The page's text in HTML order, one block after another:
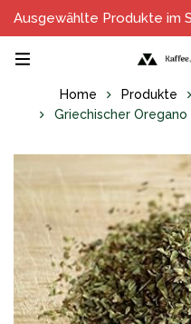
Ausgewählte Produkte im
Home Produkte
Griechischer